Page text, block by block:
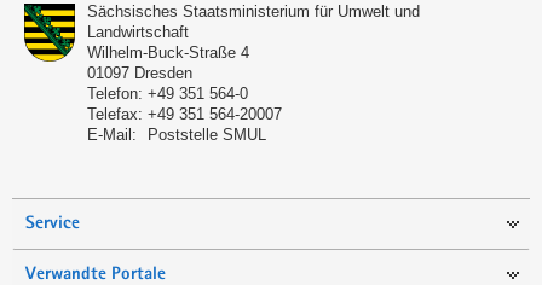
Sächsisches Staatsministerium für Umwelt und
Landwirtschaft
Wilhelm-Buck-Straße 4
01097 Dresden
Telefon: +49 351 564-0
Telefax: +49 351 564-20007
E-Mail:
Poststelle SMUL
Service
Verwandte Portale